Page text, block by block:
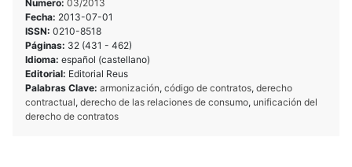
Numero: 03/2013
Fecha: 2013-07-01
ISSN: 0210-8518
Páginas: 32 (431 - 462)
Idioma: español (castellano)
Editorial: Editorial Reus
Palabras Clave: armonización, código de contratos, derecho
contractual, derecho de las relaciones de consumo, unificación del
derecho de contratos